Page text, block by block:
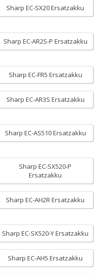
Sharp EC-SX20 Ersatzakku
Sharp EC-AR2S-P Ersatzakku
Sharp EC-FR5 Ersatzakku
Sharp EC-AR3S Ersatzakku
Sharp EC-AS510 Ersatzakku
Sharp EC-SX520-P
Ersatzakku
Sharp EC-AH2R Ersatzakku
Sharp EC-SX520-Y Ersatzakku
Sharp EC-AH5 Ersatzakku